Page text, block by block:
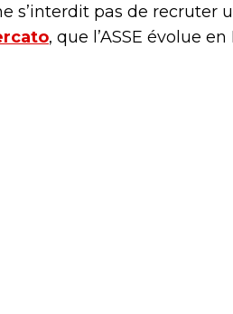
s’interdit pas de recruter
, que l’ASSE évolue